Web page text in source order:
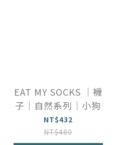
EAT MY SOCKS ｜襪
子｜自然系列｜小狗
NT$432
NT$480